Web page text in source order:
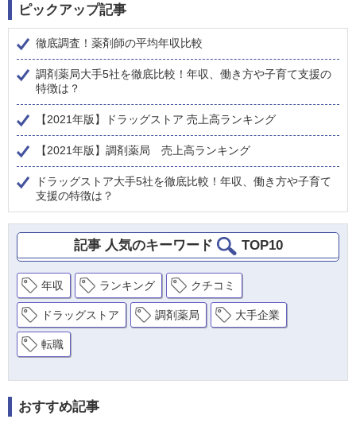
ピックアップ記事
徹底調査！薬剤師の平均年収比較
調剤薬局大手5社を徹底比較！年収、働き方や子育て支援の
特徴は？
【2021年版】ドラッグストア 売上高ランキング
【2021年版】調剤薬局 売上高ランキング
ドラッグストア大手5社を徹底比較！年収、働き方や子育て
支援の特徴は？
記事 人気のキーワード TOP10
年収 ランキング クチコミ
ドラッグストア 調剤薬局 大手企業
転職
おすすめ記事